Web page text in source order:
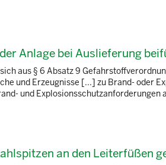
Anlage bei Auslieferung
aus § 6 Absatz 9
und Erzeugnisse [...] zu Brand- oder
und Explosionsschutzanforderungen
an den Leiterfüßen